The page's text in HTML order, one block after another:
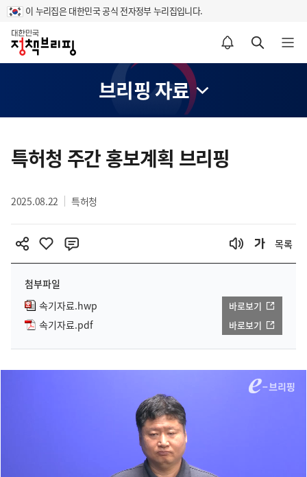
이 누리집은 대한민국 공식 전자정부 누리집입니다.
홈
알림설정 바로가기 검색 바로가기 메뉴 열기
브리핑 자료
텐
츠
역
특허청 주간 홍보계획 브리핑
2025.08.22 특허청
목록
첨부파일
속기자료.hwp
바로보기
속기자료.pdf 바로보기